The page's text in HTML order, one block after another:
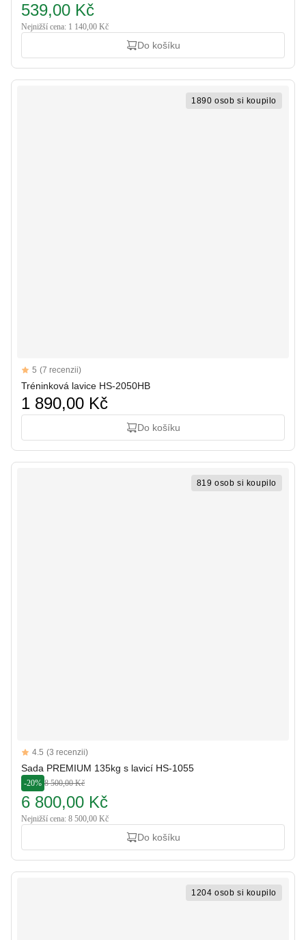
539,00 Kč
Nejnižší cena: 1 140,00 Kč
Do košíku
1890 osob si koupilo
Reviews
5 out of 5 stars
5 (7 recenzii)
Tréninková lavice HS-2050HB
1 890,00 Kč
Do košíku
819 osob si koupilo
Reviews
4.5 out of 5 stars
4.5 (3 recenzii)
Sada PREMIUM 135kg s lavicí HS-1055
-20% 8 500,00 Kč
6 800,00 Kč
Nejnižší cena: 8 500,00 Kč
Do košíku
1204 osob si koupilo